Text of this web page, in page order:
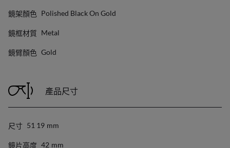
鏡架顏色 Polished Black On Gold
鏡框材質 Metal
鏡臂顏色 Gold
產品尺寸
尺寸 51 19 Mm
鏡片高度 42 Mm